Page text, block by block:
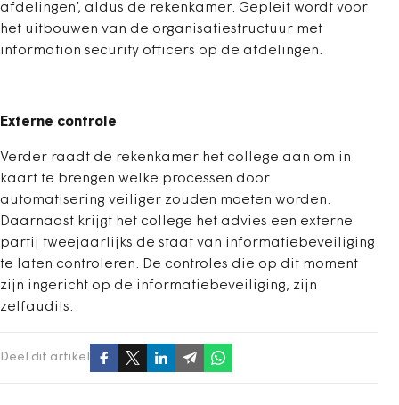
afdelingen’, aldus de rekenkamer. Gepleit wordt voor
het uitbouwen van de organisatiestructuur met
information security officers op de afdelingen.
Externe controle
Verder raadt de rekenkamer het college aan om in
kaart te brengen welke processen door
automatisering veiliger zouden moeten worden.
Daarnaast krijgt het college het advies een externe
partij tweejaarlijks de staat van informatiebeveiliging
te laten controleren. De controles die op dit moment
zijn ingericht op de informatiebeveiliging, zijn
zelfaudits.
Deel dit artikel